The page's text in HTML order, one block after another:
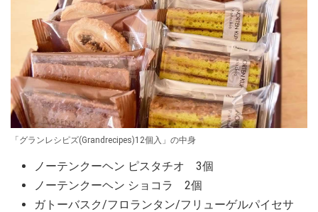
「グランレシピズ(Grandrecipes)12個入」の中身
ノーテンクーヘン ピスタチオ 3個
ノーテンクーヘン ショコラ 2個
ガトーバスク/フロランタン/フリューゲルパイセサ